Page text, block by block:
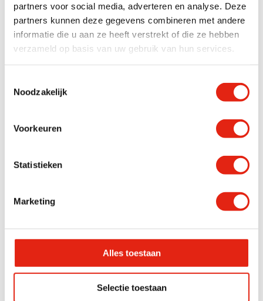
partners voor social media, adverteren en analyse. Deze
partners kunnen deze gegevens combineren met andere
informatie die u aan ze heeft verstrekt of die ze hebben
verzameld op basis van uw gebruik van hun services.
Noodzakelijk
Voorkeuren
Statistieken
Marketing
Alles toestaan
Selectie toestaan
CO2-uitstoot van St vd Brink
Transportbedrijf St vd Brink ligt op koers om
haar milieudoelstelling omtrent